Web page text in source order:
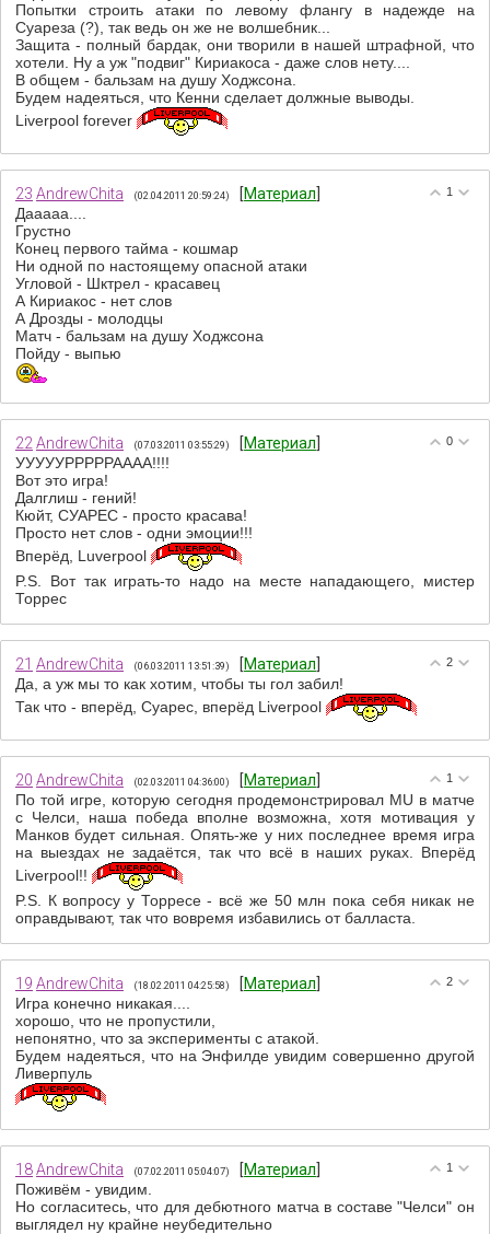
Попытки строить атаки по левому флангу в надежде на
Суареза (?), так ведь он же не волшебник...
Защита - полный бардак, они творили в нашей штрафной, что
хотели. Ну а уж "подвиг" Кириакоса - даже слов нету....
В общем - бальзам на душу Ходжсона.
Будем надеяться, что Кенни сделает должные выводы.
Liverpool forever
1
23 AndrewChita (02.04.2011 20:59:24) [Материал
Дааааа....
Грустно
Конец первого тайма - кошмар
Ни одной по настоящему опасной атаки
Угловой - Шктрел - красавец
А Кириакос - нет слов
А Дрозды - молодцы
Матч - бальзам на душу Ходжсона
Пойду - выпью
0
22 AndrewChita (07.03.2011 03:55:29) [Материал
УУУУУРРРРРАААА!!!!
Вот это игра!
Далглиш - гений!
Кюйт, СУАРЕС - просто красава!
Просто нет слов - одни эмоции!!!
Вперёд, Luverpool
P.S. Вот так играть-то надо на месте нападающего, мистер
Торрес
2
21 AndrewChita (06.03.2011 13:51:39) [Материал
Да, а уж мы то как хотим, чтобы ты гол забил!
Так что - вперёд, Суарес, вперёд Liverpool
1
20 AndrewChita (02.03.2011 04:36:00) [Материал
По той игре, которую сегодня продемонстрировал MU в матче
с Челси, наша победа вполне возможна, хотя мотивация у
Манков будет сильная. Опять-же у них последнее время игра
на выездах не задаётся, так что всё в наших руках. Вперёд
Liverpool!!
P.S. К вопросу у Торресе - всё же 50 млн пока себя никак не
оправдывают, так что вовремя избавились от балласта.
2
19 AndrewChita (18.02.2011 04:25:58) [Материал
Игра конечно никакая....
хорошо, что не пропустили,
непонятно, что за эксперименты с атакой.
Будем надеяться, что на Энфилде увидим совершенно другой
Ливерпуль
1
18AndrewChita (07.02.2011 05:04:07) [Материал
Поживём - увидим.
Но согласитесь, что для дебютного матча в составе "Челси" он
выглядел ну крайне неубедительно